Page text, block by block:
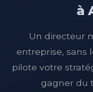
à
Un directeur
entreprise, sans
pilote votre
gagner du